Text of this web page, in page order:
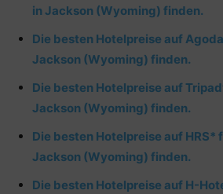
in Jackson (Wyoming) finden.
Die besten Hotelpreise auf
Jackson (Wyoming) finden.
Die besten Hotelpreise auf
Jackson (Wyoming) finden.
Die besten Hotelpreise auf HRS*
Jackson (Wyoming) finden.
Die besten Hotelpreise auf H-